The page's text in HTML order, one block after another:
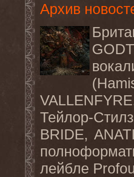
Архив
Тейлор-
BRIDE,
лейбле